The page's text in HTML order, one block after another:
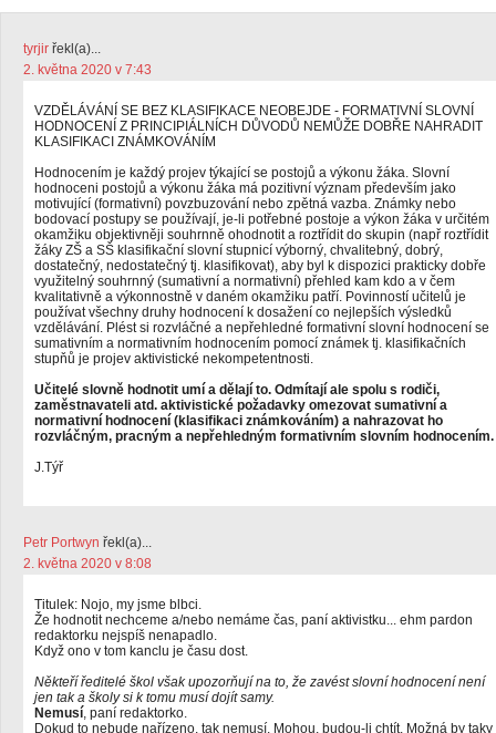
tyrjir řekl(a)...
2. května 2020 v 7:43
VZDĚLÁVÁNÍ SE BEZ KLASIFIKACE NEOBEJDE - FORMATIVNÍ SLOVNÍ
HODNOCENÍ Z PRINCIPIÁLNÍCH DŮVODŮ NEMŮŽE DOBŘE NAHRADIT
KLASIFIKACI ZNÁMKOVÁNÍM
Hodnocením je každý projev týkající se postojů a výkonu žáka. Slovní
hodnoceni postojů a výkonu žáka má pozitivní význam především jako
motivující (formativní) povzbuzování nebo zpětná vazba. Známky nebo
bodovací postupy se používají, je-li potřebné postoje a výkon žáka v určitém
okamžiku objektivněji souhrnně ohodnotit a roztřídit do skupin (např roztřídit
žáky ZŠ a SŠ klasifikační slovní stupnicí výborný, chvalitebný, dobrý,
dostatečný, nedostatečný tj. klasifikovat), aby byl k dispozici prakticky dobře
využitelný souhrnný (sumativní a normativní) přehled kam kdo a v čem
kvalitativně a výkonnostně v daném okamžiku patří. Povinností učitelů je
používat všechny druhy hodnocení k dosažení co nejlepších výsledků
vzdělávání. Plést si rozvláčné a nepřehledné formativní slovní hodnocení se
sumativním a normativním hodnocením pomocí známek tj. klasifikačních
stupňů je projev aktivistické nekompetentnosti.
Učitelé slovně hodnotit umí a dělají to. Odmítají ale spolu s rodiči,
zaměstnavateli atd. aktivistické požadavky omezovat sumativní a
normativní hodnocení (klasifikaci známkováním) a nahrazovat ho
rozvláčným, pracným a nepřehledným formativním slovním hodnocením.
J.Týř
Petr Portwyn řekl(a)...
2. května 2020 v 8:08
Titulek: Nojo, my jsme blbci.
Že hodnotit nechceme a/nebo nemáme čas, paní aktivistku... ehm pardon
redaktorku nejspíš nenapadlo.
Když ono v tom kanclu je času dost.
Někteří ředitelé škol však upozorňují na to, že zavést slovní hodnocení není
jen tak a školy si k tomu musí dojít samy.
Nemusí, paní redaktorko.
Dokud to nebude nařízeno, tak nemusí. Mohou, budou-li chtít. Možná by taky